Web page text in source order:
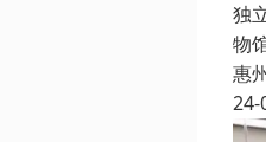
独
物
惠
24-